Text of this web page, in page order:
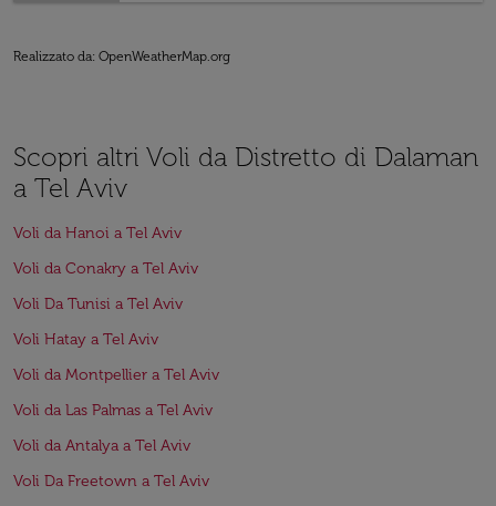
Realizzato da: OpenWeatherMap.org
Scopri altri Voli da Distretto di Dalaman
a Tel Aviv
Voli da Hanoi a Tel Aviv
Voli da Conakry a Tel Aviv
Voli Da Tunisi a Tel Aviv
Voli Hatay a Tel Aviv
Voli da Montpellier a Tel Aviv
Voli da Las Palmas a Tel Aviv
Voli da Antalya a Tel Aviv
Voli Da Freetown a Tel Aviv